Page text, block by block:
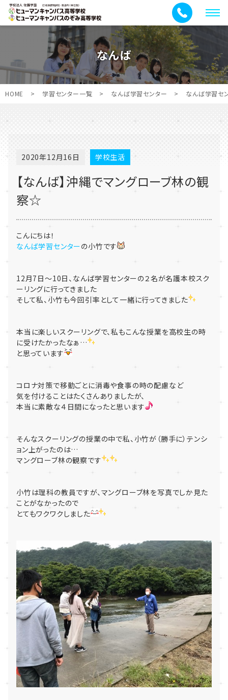
メ
ニ
ュ
ー
なんば
HOME > 学習センター一覧 > なんば学習センター > なんば学習セ
2020年12月16日 学校生活
【なんば】沖縄でマングローブ林の観
察☆
こんにちは！
なんば学習センターの小竹です
12月7日～10日、なんば学習センターの２名が名護本校スク
ーリングに行ってきました
そして私、小竹も今回引率として一緒に行ってきました
本当に楽しいスクーリングで、私もこんな授業を高校生の時
に受けたかったなぁ…
と思っています
コロナ対策で移動ごとに消毒や食事の時の配慮など
気を付けることはたくさんありましたが、
本当に素敵な４日間になったと思います
そんなスクーリングの授業の中で私、小竹が（勝手に）テンシ
ョン上がったのは…
マングローブ林の観察です
小竹は理科の教員ですが、マングローブ林を写真でしか見た
ことがなかったので
とてもワクワクしました